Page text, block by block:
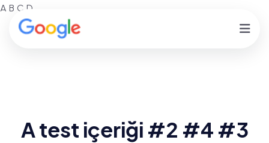
A B C D
A test içeriği #2 #4 #3